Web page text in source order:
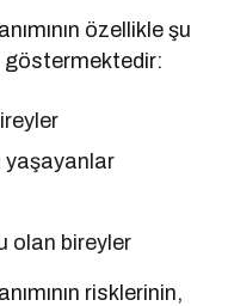
özellikle şu
göstermektedir:
yaşayanlar
olan bireyler
risklerinin,